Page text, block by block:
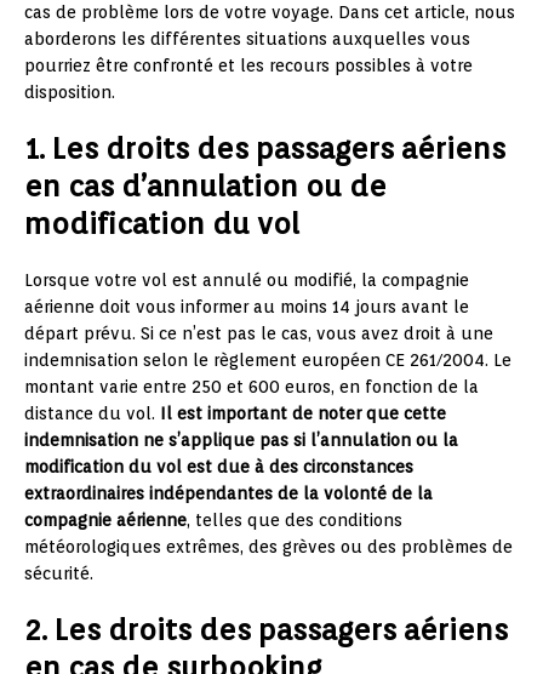
cas de problème lors de votre voyage. Dans cet article, nous
aborderons les différentes situations auxquelles vous
pourriez être confronté et les recours possibles à votre
disposition.
1. Les droits des passagers aériens
en cas d’annulation ou de
modification du vol
Lorsque votre vol est annulé ou modifié, la compagnie
aérienne doit vous informer au moins 14 jours avant le
départ prévu. Si ce n’est pas le cas, vous avez droit à une
indemnisation selon le règlement européen CE 261/2004. Le
montant varie entre 250 et 600 euros, en fonction de la
distance du vol. Il est important de noter que cette
indemnisation ne s’applique pas si l’annulation ou la
modification du vol est due à des circonstances
extraordinaires indépendantes de la volonté de la
compagnie aérienne, telles que des conditions
météorologiques extrêmes, des grèves ou des problèmes de
sécurité.
2. Les droits des passagers aériens